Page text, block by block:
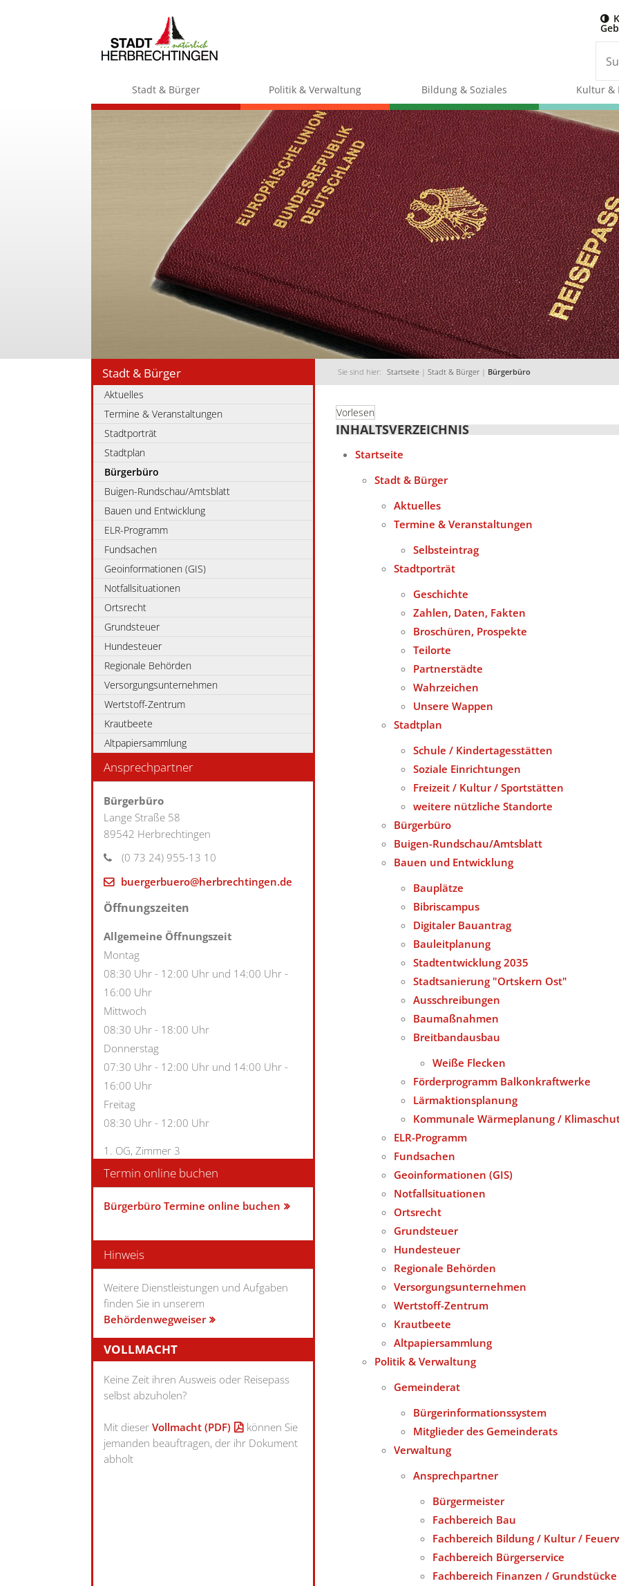
Stadt & Bürger Politik & Verwaltung Bildung & Soziales Kultur &
Stadt & Bürger Sie sind hier: Startseite | Stadt & Bürger | Bürgerbüro
Aktuelles
Termine & Veranstaltungen
Stadtporträt
Stadtplan
Bürgerbüro
Buigen-Rundschau/Amtsblatt
Bauen und Entwicklung
ELR-Programm
Fundsachen
Geoinformationen (GIS)
Notfallsituationen
Ortsrecht
Grundsteuer
Hundesteuer
Regionale Behörden
Versorgungsunternehmen
Wertstoff-Zentrum
Krautbeete
Altpapiersammlung
Ansprechpartner
Bürgerbüro
Lange Straße 58
89542 Herbrechtingen
(0 73 24) 955-13 10
buergerbuero@herbrechtingen.de
Öffnungszeiten
Allgemeine Öffnungszeit
Montag
08:30 Uhr - 12:00 Uhr und 14:00 Uhr -
16:00 Uhr
Mittwoch
08:30 Uhr - 18:00 Uhr
Donnerstag
07:30 Uhr - 12:00 Uhr und 14:00 Uhr -
16:00 Uhr
Freitag
08:30 Uhr - 12:00 Uhr
1. OG, Zimmer 3
Termin online buchen
Bürgerbüro Termine online buchen
Hinweis
Weitere Dienstleistungen und Aufgaben
finden Sie in unserem
Behördenwegweiser
VOLLMACHT
Keine Zeit ihren Ausweis oder Reisepass
selbst abzuholen?
Mit dieser Vollmacht (PDF)
können Sie
jemanden beauftragen, der ihr Dokument
abholt
Vorlesen
INHALTSVERZEICHNIS
Startseite
Stadt & Bürger
Aktuelles
Termine & Veranstaltungen
Selbsteintrag
Stadtporträt
Geschichte
Zahlen, Daten, Fakten
Broschüren, Prospekte
Teilorte
Partnerstädte
Wahrzeichen
Unsere Wappen
Stadtplan
Schule / Kindertagesstätten
Soziale Einrichtungen
Freizeit / Kultur / Sportstätten
weitere nützliche Standorte
Bürgerbüro
Buigen-Rundschau/Amtsblatt
Bauen und Entwicklung
Bauplätze
Bibriscampus
Digitaler Bauantrag
Bauleitplanung
Stadtentwicklung 2035
Stadtsanierung "Ortskern Ost"
Ausschreibungen
Baumaßnahmen
Breitbandausbau
Weiße Flecken
Förderprogramm Balkonkraftwerke
Lärmaktionsplanung
Kommunale Wärmeplanung /
ELR-Programm
Fundsachen
Geoinformationen (GIS)
Notfallsituationen
Ortsrecht
Grundsteuer
Hundesteuer
Regionale Behörden
Versorgungsunternehmen
Wertstoff-Zentrum
Krautbeete
Altpapiersammlung
Politik & Verwaltung
Gemeinderat
Bürgerinformationssystem
Mitglieder des Gemeinderats
Verwaltung
Ansprechpartner
Bürgermeister
Fachbereich Bau
Fachbereich Bildung / Kultur /
Fachbereich Bürgerservice
Fachbereich Finanzen / Grundstücke